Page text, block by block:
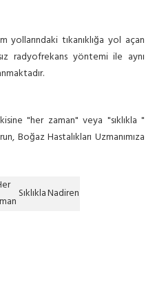
tıkanıklığa yol açan
radyofrekans yöntemi ile aynı
"her zaman" veya "sıklıkla "
Boğaz Hastalıkları Uzmanımıza
SıklıklaNadiren